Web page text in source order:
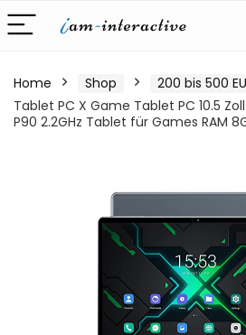
Home Shop 200 bis 500
Tablet PC X Game Tablet PC 10.5
P90 2.2GHz Tablet für Games RAM